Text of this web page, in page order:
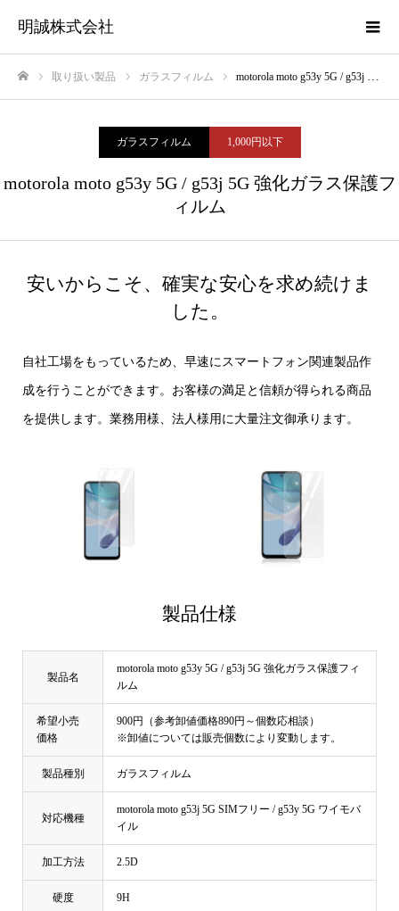
明誠株式会社
取り扱い製品 ガラスフィルム motorola moto g53y 5G / g53j 5G 強化ガラス保護フィルム
ガラスフィルム 1,000円以下
motorola moto g53y 5G / g53j 5G 強化ガラス保護フ
ィルム
安いからこそ、確実な安心を求め続けま
した。
自社工場をもっているため、早速にスマートフォン関連製品作
成を行うことができます。お客様の満足と信頼が得られる商品
を提供します。業務用様、法人様用に大量注文御承ります。
製品仕様
製品名
motorola moto g53y 5G / g53j 5G 強化ガラス保護フィ
ルム
希望小売
価格
900円（参考卸値価格890円～個数応相談）
※卸値については販売個数により変動します。
製品種別 ガラスフィルム
対応機種
motorola moto g53j 5G SIMフリー / g53y 5G ワイモバ
イル
加工方法 2.5D
硬度 9H